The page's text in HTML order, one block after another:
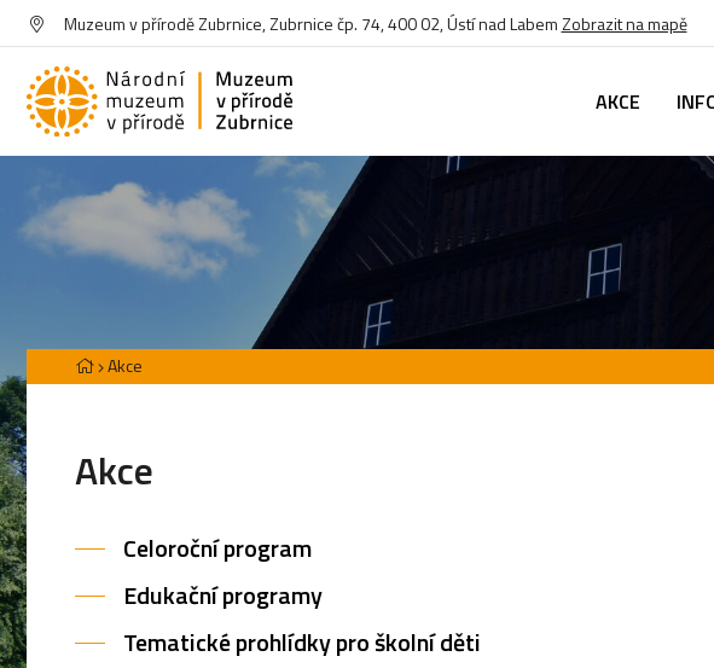
Muzeum v přírodě Zubrnice, Zubrnice čp. 74, 400 02, Ústí nad LabemZobrazit na mapě
AKCE
Akce
Akce
Celoroční program
Edukační programy
Tematické prohlídky pro školní děti